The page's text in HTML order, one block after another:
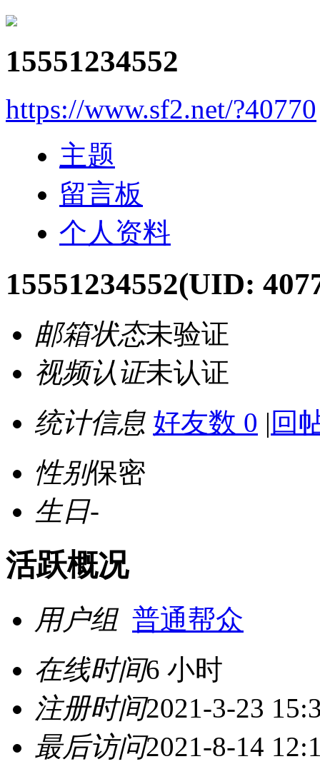
15551234552
https://www.sf2.net/?40770
主题
留言板
个人资料
15551234552(UID:
邮箱状态未验证
视频认证未认证
统计信息 好友数 0 | 回
性别保密
生日-
活跃概况
用户组 普通帮众
在线时间6 小时
注册时间2021-3-23
最后访问2021-8-14